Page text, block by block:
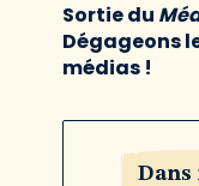
Sortie du
Dégageons
médias !
Dans